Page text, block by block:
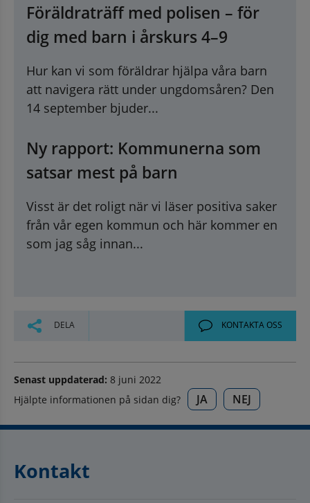
Föräldraträff med polisen – för
dig med barn i årskurs 4–9
Hur kan vi som föräldrar hjälpa våra barn
att navigera rätt under ungdomsåren? Den
14 september bjuder...
Ny rapport: Kommunerna som
satsar mest på barn
Visst är det roligt när vi läser positiva saker
från vår egen kommun och här kommer en
som jag såg innan...
DELA KONTAKTA OSS
Senast uppdaterad: 8 juni 2022
Hjälpte informationen på sidan dig?
JA NEJ
Kontakt